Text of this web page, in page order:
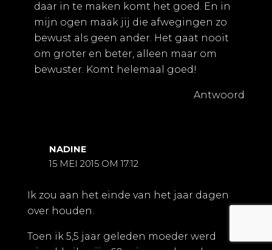
daar in te maken komt het goed. En in
mijn ogen maak jij die afwegingen zo
bewust als geen ander. Het gaat nooit
om groter en beter, alleen maar om
bewuster. Komt helemaal goed!
Antwoord
NADINE
15 MEI 2015 OM 17:12
Ik zou aan het einde van het jaar dagen
over houden.
Toen ik 5,5 jaar geleden moeder werd